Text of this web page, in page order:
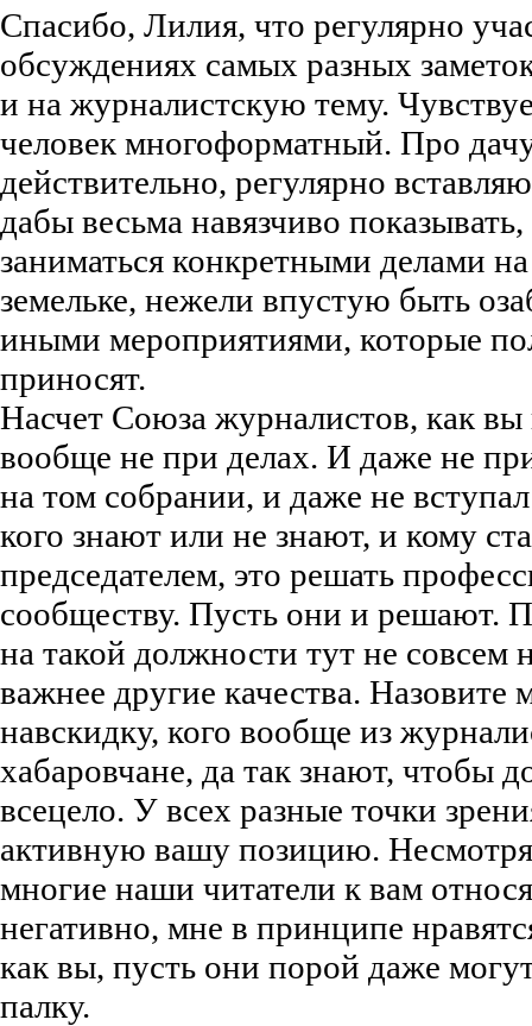
Спасибо, Лилия, что регулярно
обсуждениях самых разных
и на журналистскую тему.
человек многоформатный. Про
действительно, регулярно
дабы весьма навязчиво
заниматься конкретными делами
земельке, нежели впустую быть
иными мероприятиями, которые
приносят.
Насчет Союза журналистов, как вы
вообще не при делах. И даже не
на том собрании, и даже не
кого знают или не знают, и кому
председателем, это решать
сообществу. Пусть они и решают.
на такой должности тут не совсем
важнее другие качества. Назовите
навскидку, кого вообще из
хабаровчане, да так знают, чтобы
всецело. У всех разные точки
активную вашу позицию.
многие наши читатели к вам
негативно, мне в принципе
как вы, пусть они порой даже
палку.